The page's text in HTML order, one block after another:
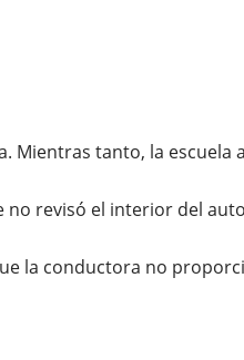
Mientras tanto, la
revisó el interior del
la conductora no